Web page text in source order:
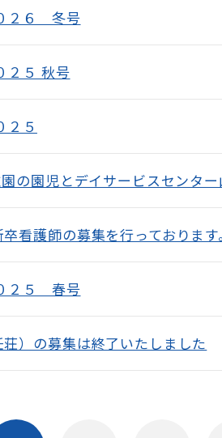
２６ 冬号
２５ 秋号
２５
の園児とデイサービスセンタ
看護師の募集を行っておりま
２５ 春号
）の募集は終了いたしました